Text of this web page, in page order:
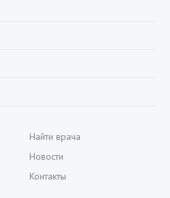
Найти врача
Новости
Контакты